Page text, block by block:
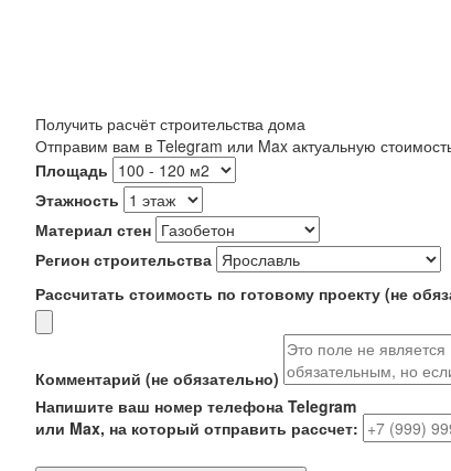
Получить расчёт строительства дома
Отправим вам в Telegram или Max актуальную
Площадь
Этажность
Материал стен
Регион строительства
Рассчитать стоимость по готовому проекту (не
Комментарий (не обязательно)
Напишите ваш номер телефона Telegram
или Max, на который отправить рассчет: